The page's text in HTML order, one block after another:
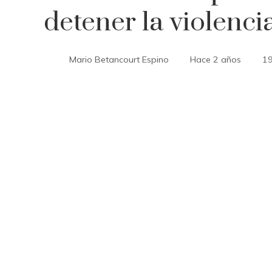
detener la
Mario Betancourt Espino Hace 2 años